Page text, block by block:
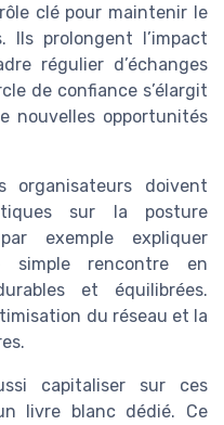
clé pour maintenir le
Ils prolongent l’impact
régulier d’échanges
de confiance s’élargit
nouvelles opportunités
organisateurs doivent
sur la posture
exemple expliquer
simple rencontre en
et équilibrées.
du réseau et la
capitaliser sur ces
livre blanc dédié. Ce